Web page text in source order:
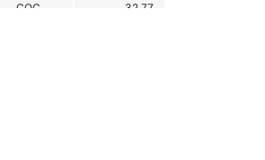
COC 32.77